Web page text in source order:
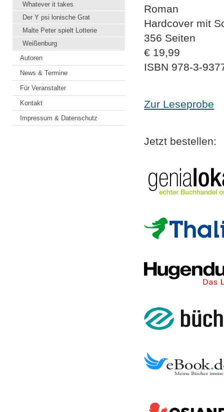
Whatever it takes
Der Y psi lonische Grat
Malte Peter spielt Lotterie
Weißenburg
Autoren
News & Termine
Für Veranstalter
Kontakt
Impressum & Datenschutz
Roman
Hardcover mit
356 Seiten
€ 19,99
ISBN 978-3-
Zur Leseprobe
Jetzt bestellen: